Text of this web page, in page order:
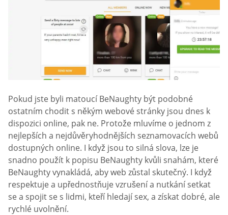
Pokud jste byli matoucí BeNaughty být podobné
ostatním chodit s někým webové stránky jsou dnes k
dispozici online, pak ne. Protože mluvíme o jednom z
nejlepších a nejdůvěryhodnějších seznamovacích webů
dostupných online. I když jsou to silná slova, lze je
snadno použít k popisu BeNaughty kvůli snahám, které
BeNaughty vynakládá, aby web zůstal skutečný. I když
respektuje a upřednostňuje vzrušení a nutkání setkat
se a spojit se s lidmi, kteří hledají sex, a získat dobré, ale
rychlé uvolnění.